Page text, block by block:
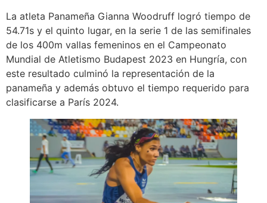
La atleta Panameña Gianna Woodruff logró tiempo de
54.71s y el quinto lugar, en la serie 1 de las semifinales
de los 400m vallas femeninos en el Campeonato
Mundial de Atletismo Budapest 2023 en Hungría, con
este resultado culminó la representación de la
panameña y además obtuvo el tiempo requerido para
clasificarse a París 2024.